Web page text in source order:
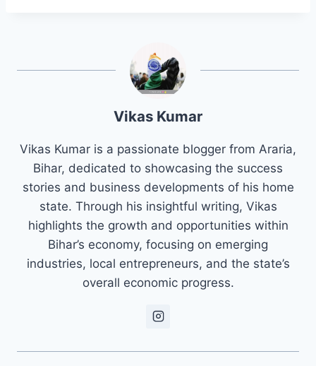
Vikas Kumar
Vikas Kumar is a passionate blogger from Araria,
Bihar, dedicated to showcasing the success
stories and business developments of his home
state. Through his insightful writing, Vikas
highlights the growth and opportunities within
Bihar’s economy, focusing on emerging
industries, local entrepreneurs, and the state’s
overall economic progress.